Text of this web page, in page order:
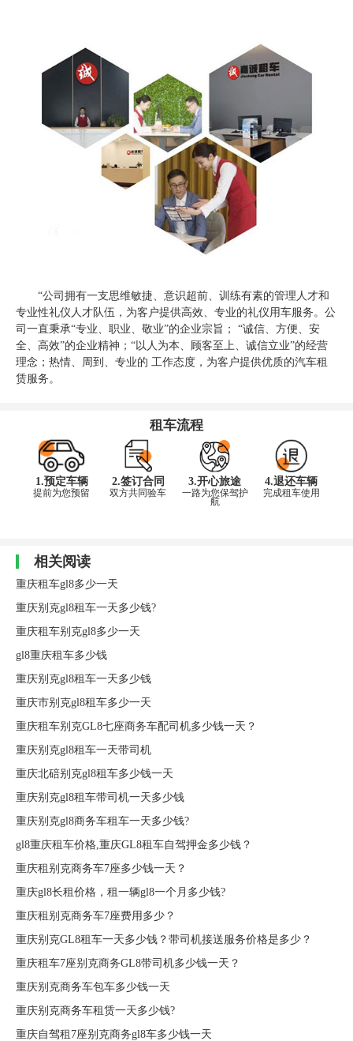
“公司拥有一支思维敏捷、意识超前、训练有素的管理人才和
专业性礼仪人才队伍，为客户提供高效、专业的礼仪用车服务。公
司一直秉承“专业、职业、敬业”的企业宗旨； “诚信、方便、安
全、高效”的企业精神；“以人为本、顾客至上、诚信立业”的经营
理念；热情、周到、专业的 工作态度，为客户提供优质的汽车租
赁服务。
租车流程
1.预定车辆
提前为您预留
2.签订合同
双方共同验车
3.开心旅途
一路为您保驾护
航
4.退还车辆
完成租车使用
相关阅读
重庆租车gl8多少一天
重庆别克gl8租车一天多少钱?
重庆租车别克gl8多少一天
gl8重庆租车多少钱
重庆别克gl8租车一天多少钱
重庆市别克gl8租车多少一天
重庆租车别克GL8七座商务车配司机多少钱一天？
重庆别克gl8租车一天带司机
重庆北碚别克gl8租车多少钱一天
重庆别克gl8租车带司机一天多少钱
重庆别克gl8商务车租车一天多少钱?
gl8重庆租车价格,重庆GL8租车自驾押金多少钱？
重庆租别克商务车7座多少钱一天？
重庆gl8长租价格，租一辆gl8一个月多少钱?
重庆租别克商务车7座费用多少？
重庆别克GL8租车一天多少钱？带司机接送服务价格是多少？
重庆租车7座别克商务GL8带司机多少钱一天？
重庆别克商务车包车多少钱一天
重庆别克商务车租赁一天多少钱?
重庆自驾租7座别克商务gl8车多少钱一天